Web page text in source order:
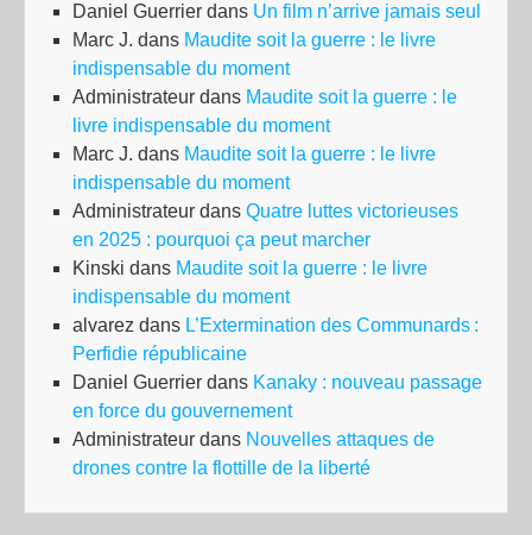
Daniel Guerrier dans Un film n’arrive jamais seul
Marc J. dans Maudite soit la guerre : le livre
indispensable du moment
Administrateur dans Maudite soit la guerre : le
livre indispensable du moment
Marc J. dans Maudite soit la guerre : le livre
indispensable du moment
Administrateur dans Quatre luttes victorieuses
en 2025 : pourquoi ça peut marcher
Kinski dans Maudite soit la guerre : le livre
indispensable du moment
alvarez dans L’Extermination des Communards :
Perfidie républicaine
Daniel Guerrier dans Kanaky : nouveau passage
en force du gouvernement
Administrateur dans Nouvelles attaques de
drones contre la flottille de la liberté